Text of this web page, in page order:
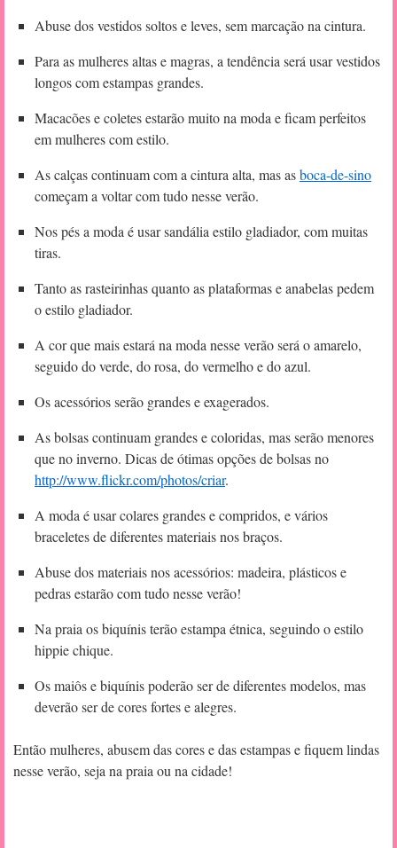
Abuse dos vestidos soltos e leves, sem marcação na cintura.
Para as mulheres altas e magras, a tendência será usar vestidos
longos com estampas grandes.
Macacões e coletes estarão muito na moda e ficam perfeitos
em mulheres com estilo.
As calças continuam com a cintura alta, mas asboca-de-sino
começam a voltar com tudo nesse verão.
Nos pés a moda é usar sandália estilo gladiador, com muitas
tiras.
Tanto as rasteirinhas quanto as plataformas e anabelas pedem
o estilo gladiador.
A cor que mais estará na moda nesse verão será o amarelo,
seguido do verde, do rosa, do vermelho e do azul.
Os acessórios serão grandes e exagerados.
As bolsas continuam grandes e coloridas, mas serão menores
que no inverno. Dicas de ótimas opções de bolsas no
http://www.flickr.com/photos/criar.
A moda é usar colares grandes e compridos, e vários
braceletes de diferentes materiais nos braços.
Abuse dos materiais nos acessórios: madeira, plásticos e
pedras estarão com tudo nesse verão!
Na praia os biquínis terão estampa étnica, seguindo o estilo
hippie chique.
Os maiôs e biquínis poderão ser de diferentes modelos, mas
deverão ser de cores fortes e alegres.
Então mulheres, abusem das cores e das estampas e fiquem lindas
nesse verão, seja na praia ou na cidade!